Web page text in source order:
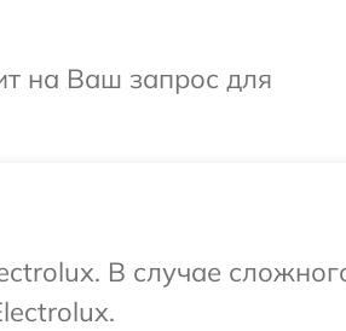
на Ваш запрос для
В случае